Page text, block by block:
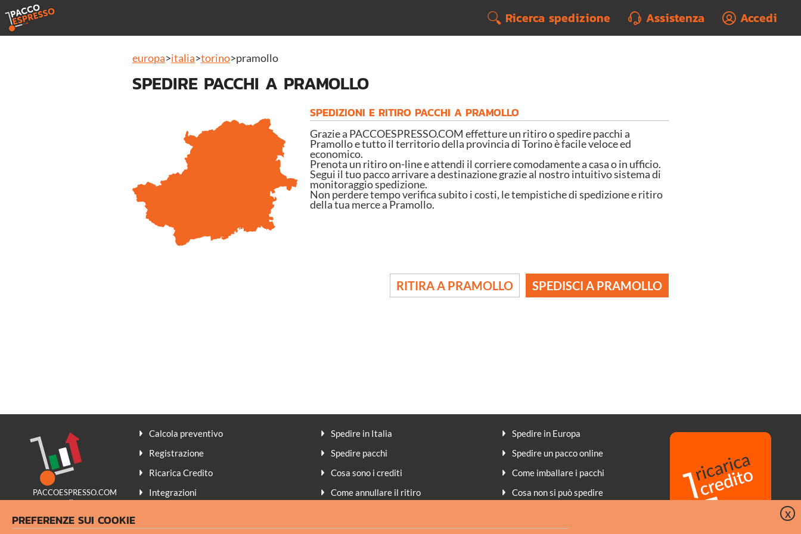
Ricerca spedizione Assistenza Accedi
europa>italia>torino>pramollo
SPEDIRE PACCHI A PRAMOLLO
SPEDIZIONI E RITIRO PACCHI A PRAMOLLO
Grazie a PACCOESPRESSO.COM effetture un ritiro o spedire pacchi a
Pramollo e tutto il territorio della provincia di Torino è facile veloce ed
economico.
Prenota un ritiro on-line e attendi il corriere comodamente a casa o in ufficio.
Segui il tuo pacco arrivare a destinazione grazie al nostro intuitivo sistema di
monitoraggio spedizione.
Non perdere tempo verifica subito i costi, le tempistiche di spedizione e ritiro
della tua merce a Pramollo.
RITIRA A PRAMOLLO SPEDISCI A PRAMOLLO
PACCOESPRESSO.COM
promuove il
Calcola preventivo
Registrazione
Ricarica Credito
Integrazioni
Spedire in Italia
Spedire pacchi
Cosa sono i crediti
Come annullare il ritiro
Assicurazione
Spedire in Europa
Spedire un pacco online
Come imballare i pacchi
Cosa non si può spedire
FAQ
X
PREFERENZE SUI COOKIE